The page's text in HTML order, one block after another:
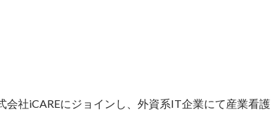
社iCAREにジョインし、外資系IT企業にて産業看護